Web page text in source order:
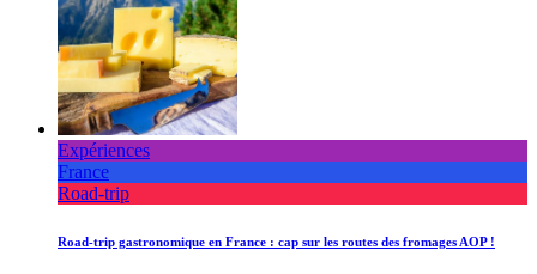
Expériences
France
Road-trip
Road-trip gastronomique en France : cap sur les routes des fromages AOP !